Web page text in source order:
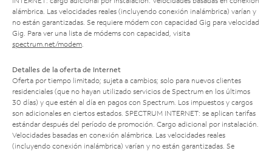
alámbrica. Las velocidades reales (incluyendo conexión inalámbrica) varían y
no están garantizadas. Se requiere módem con capacidad Gig para velocidad
Gig. Para ver una lista de módems con capacidad, visita
spectrum.net/modem
Detalles de la oferta de Internet
Oferta por tiempo limitado; sujeta a cambios; solo para nuevos clientes
residenciales (que no hayan utilizado servicios de Spectrum en los últimos
30 días) y que estén al día en pagos con Spectrum. Los impuestos y cargos
son adicionales en ciertos estados. SPECTRUM INTERNET: se aplican tarifas
estándar después del período de promoción. Cargo adicional por instalación.
Velocidades basadas en conexión alámbrica. Las velocidades reales
(incluyendo conexión inalámbrica) varían y no están garantizadas. Se